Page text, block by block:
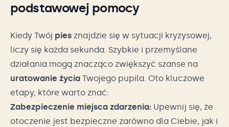
podstawowej pomocy
Kiedy Twój pies znajdzie się w sytuacji kryzysowej,
liczy się każda sekunda. Szybkie i przemyślane
działania mogą znacząco zwiększyć szanse na
uratowanie życia Twojego pupila. Oto kluczowe
etapy, które warto znać:
Zabezpieczenie miejsca zdarzenia: Upewnij się, że
otoczenie jest bezpieczne zarówno dla Ciebie, jak i